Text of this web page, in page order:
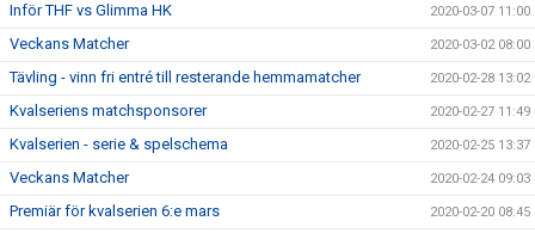
Inför THF vs Glimma HK 2020-03-07 11:00
Veckans Matcher 2020-03-02 08:00
Tävling - vinn fri entré till resterande hemmamatcher 2020-02-28 13:02
Kvalseriens matchsponsorer 2020-02-27 11:49
Kvalserien - serie & spelschema 2020-02-25 13:37
Veckans Matcher 2020-02-24 09:03
Premiär för kvalserien 6:e mars 2020-02-20 08:45